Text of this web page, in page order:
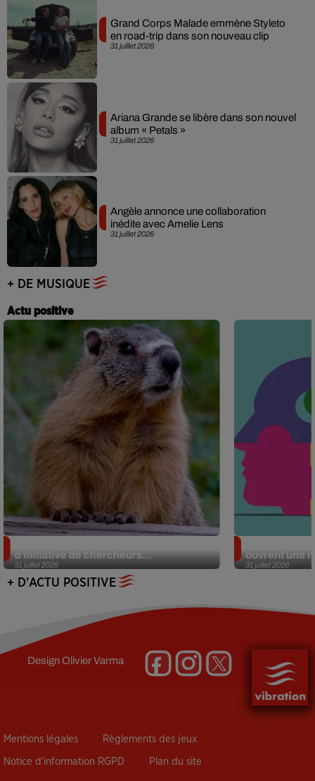
31 juillet 2026
Grand Corps Malade emmène Styleto
en road-trip dans son nouveau clip
31 juillet 2026
Ariana Grande se libère dans son nouvel
album « Petals »
31 juillet 2026
Angèle annonce une collaboration
inédite avec Amelie Lens
+ DE MUSIQUE
Actu positive
31 juillet 2026
d’initiative de chercheurs...
31 juillet 2026
ouvrent une
+ D'ACTU POSITIVE
DesignOlivier Varma
Mentions légales Règlements des jeux
Notice d’information RGPD Plan du site